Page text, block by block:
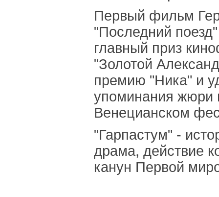
Первый фильм
"Последний
главный приз
"Золотой
премию "Ника" и
упоминания
Венецианском
"Гарпастум" -
драма, действие
канун Первой